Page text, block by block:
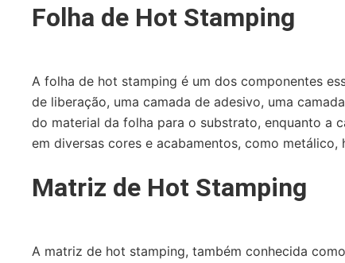
Folha de Hot Stamping
A folha de hot stamping é um dos componentes
de liberação, uma camada de adesivo, uma
do material da folha para o substrato, enquanto a
em diversas cores e acabamentos, como
Matriz de Hot Stamping
A matriz de hot stamping, também conhecida